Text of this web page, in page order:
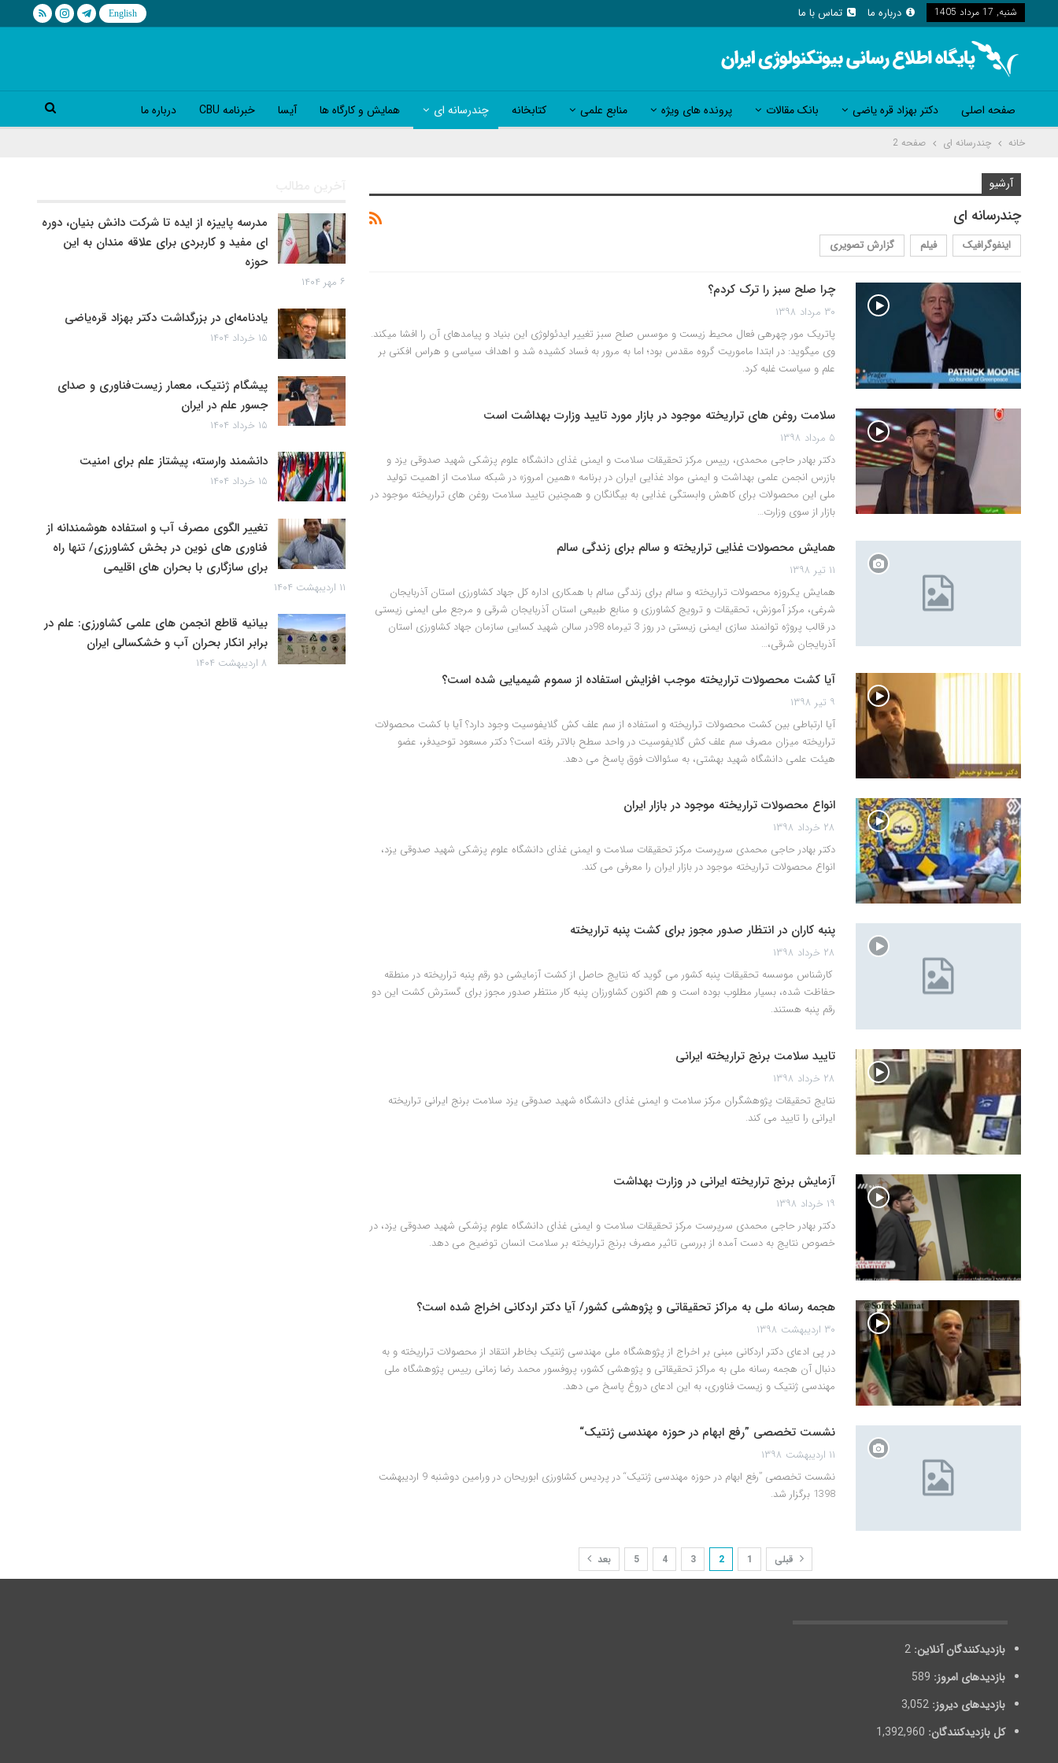
شنبه, 17 مرداد 1405 درباره ما تماس با ما
صفحه اصلی دکتر بهزاد قره یاضی بانک مقالات پرونده های ویژه منابع علمی کتابخانه چندرسانه ای همایش و کارگاه ها آیسا خبرنامه CBU درباره ما
خانه چندرسانه ای صفحه 2
آرشیو
چندرسانه ای
اینفوگرافیک فیلم گزارش تصویری
چرا صلح سبز را ترک کردم؟
۳۰ مرداد ۱۳۹۸
پاتریک مور چهره‎ی فعال محیط زیست و موسس صلح سبز تغییر ایدئولوژی این بنیاد و پیامدهای آن را افشا میکند.
وی می‎گوید: در ابتدا ماموریت گروه مقدس بود؛ اما به مرور به فساد کشیده شد و اهداف سیاسی و هراس افکنی بر
علم و سیاست غلبه کرد.
سلامت روغن های تراریخته موجود در بازار مورد تایید وزارت بهداشت است
۵ مرداد ۱۳۹۸
دکتر بهادر حاجی محمدی، رییس مرکز تحقیقات سلامت و ایمنی غذای دانشگاه علوم پزشکی شهید صدوقی یزد و
بازرس انجمن علمی بهداشت و ایمنی مواد غذایی ایران در برنامه «همین امروز» در شبکه سلامت از اهمیت تولید
ملی این محصولات برای کاهش وابستگی غذایی به بیگانگان و همچنین تایید سلامت روغن های تراریخته موجود در
بازار از سوی وزارت…
همایش محصولات غذایی تراریخته و سالم برای زندگی سالم
۱۱ تیر ۱۳۹۸
همایش یکروزه محصولات تراریخته و سالم برای زندگی سالم با همکاری اداره کل جهاد کشاورزی استان آذربایجان
شرغی، مرکز آموزش، تحقیقات و ترویج کشاورزی و منابع طبیعی استان آذربایجان شرقی و مرجع ملی ایمنی زیستی
در قالب پروژه توانمند سازی ایمنی زیستی در روز 3 تیرماه 98در سالن شهید کسایی سازمان جهاد کشاورزی استان
آذربایجان شرقی،…
آیا کشت محصولات تراریخته موجب افزایش استفاده از سموم شیمیایی شده است؟
۹ تیر ۱۳۹۸
آیا ارتباطی بین کشت محصولات تراریخته و استفاده از سم علف کش گلایفوسیت وجود دارد؟ آیا با کشت محصولات
تراریخته میزان مصرف سم علف کش گلایفوسیت در واحد سطح بالاتر رفته است؟ دکتر مسعود توحیدفر، عضو
هیئت علمی دانشگاه شهید بهشتی، به سئوالات فوق پاسخ می دهد.
انواع محصولات تراریخته موجود در بازار ایران
۲۸ خرداد ۱۳۹۸
دکتر بهادر حاجی محمدی سرپرست مرکز تحقیقات سلامت و ایمنی غذای دانشگاه علوم پزشکی شهید صدوقی یزد،
انواع محصولات تراریخته موجود در بازار ایران را معرفی می کند.
پنبه کاران در انتظار صدور مجوز برای کشت پنبه تراریخته
۲۸ خرداد ۱۳۹۸
کارشناس موسسه تحقیقات پنبه کشور می گوید که نتایج حاصل از کشت آزمایشی دو رقم پنبه تراریخته در منطقه
حفاظت شده، بسیار مطلوب بوده است و هم اکنون کشاورزان پنبه کار منتظر صدور مجوز برای گسترش کشت این دو
رقم پنبه هستند.
تایید سلامت برنج تراریخته ایرانی
۲۸ خرداد ۱۳۹۸
نتایج تحقیقات پژوهشگران مرکز سلامت و ایمنی غذای دانشگاه شهید صدوقی یزد سلامت برنج ایرانی تراریخته
ایرانی را تایید می کند.
آزمایش برنج تراریخته ایرانی در وزارت بهداشت
۱۹ خرداد ۱۳۹۸
دکتر بهادر حاجی محمدی سرپرست مرکز تحقیقات سلامت و ایمنی غذای دانشگاه علوم پزشکی شهید صدوقی یزد، در
خصوص نتایج به دست آمده از بررسی تاثیر مصرف برنج تراریخته بر سلامت انسان توضیح می دهد.
هجمه رسانه ملی به مراکز تحقیقاتی و پژوهشی کشور/ آیا دکتر اردکانی اخراج شده است؟
۳۰ اردیبهشت ۱۳۹۸
در پی ادعای دکتر اردکانی مبنی بر اخراج از پژوهشگاه ملی مهندسی ژنتیک بخاطر انتقاد از محصولات تراریخته و به
دنبال آن هجمه رسانه ملی به مراکز تحقیقاتی و پژوهشی کشور، پروفسور محمد رضا زمانی رییس پژوهشگاه ملی
مهندسی ژنتیک و زیست فناوری، به این ادعای دروغ پاسخ می دهد.
نشست تخصصی ”رفع ابهام در حوزه مهندسی ژنتیک“
۱۱ اردیبهشت ۱۳۹۸
نشست تخصصی ”رفع ابهام در حوزه مهندسی ژنتیک“ در پردیس کشاورزی ابوریحان در ورامین دوشنبه 9 اردیبهشت
1398 برگزار شد.
قبلی 1
2
3
4
5 بعد
آخرین مطالب
مدرسه پاییزه از ایده تا شرکت دانش بنیان، دوره
ای مفید و کاربردی برای علاقه مندان به این
حوزه
۶ مهر ۱۴۰۴
یادنامه‌ای در بزرگداشت دکتر بهزاد قره‌یاضی
۱۵ خرداد ۱۴۰۴
پیشگام ژنتیک، معمار زیست‌فناوری و صدای
جسور علم در ایران
۱۵ خرداد ۱۴۰۴
دانشمند وارسته، پیشتاز علم برای امنیت
۱۵ خرداد ۱۴۰۴
تغییر الگوی مصرف آب و استفاده هوشمندانه از
فناوری های نوین در بخش کشاورزی/ تنها راه
برای سازگاری با بحران های اقلیمی
۱۱ اردیبهشت ۱۴۰۴
بیانیه قاطع انجمن های علمی کشاورزی: علم در
برابر انکار بحران آب و خشکسالی ایران
۸ اردیبهشت ۱۴۰۴
بازدیدکنندگان آنلاین: 2
بازدیدهای امروز: 589
بازدیدهای دیروز: 3,052
کل بازدیدکنند‌گان: 1,392,960